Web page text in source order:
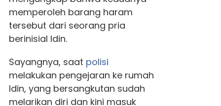
memperoleh barang haram
tersebut dari seorang pria
berinisial Idin.
Sayangnya, saat polisi
melakukan pengejaran ke rumah
Idin, yang bersangkutan sudah
melarikan diri dan kini masuk